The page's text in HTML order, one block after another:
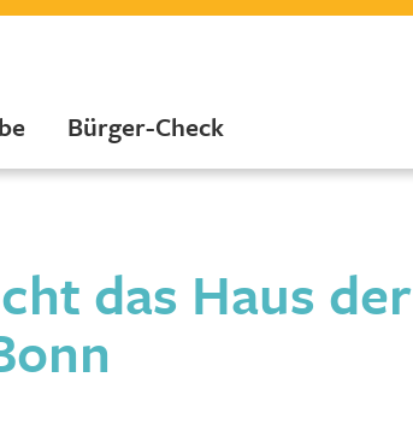
Bürger-Check
das Haus der